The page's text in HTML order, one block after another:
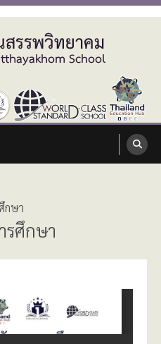
วิทยาคม
ยาคม อำเภอแม่สอด จังหวัดตาก ::
School
กษา
รศึกษา